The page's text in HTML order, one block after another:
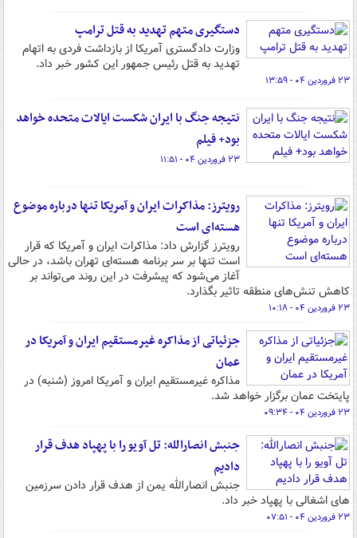
دستگیری متهم تهدید به قتل ترامپ
وزارت دادگستری آمریکا از بازداشت فردی به اتهام
تهدید به قتل رئیس جمهور این کشور خبر داد.
۲۳ فروردین ۰۴ - ۱۳:۵۹
نتیجه جنگ با ایران شکست ایالات متحده خواهد
بود+ فیلم
۲۳ فروردین ۰۴ - ۱۱:۵۱
رویترز: مذاکرات ایران و آمریکا تنها درباره موضوع
هسته‌ای است
رویترز گزارش داد: مذاکرات ایران و آمریکا که قرار
است تنها بر سر برنامه هسته‌ای تهران باشد، در حالی
آغاز می‌شود که پیشرفت در این روند می‌تواند بر
کاهش تنش‌های منطقه تاثیر بگذارد.
۲۳ فروردین ۰۴ - ۱۰:۱۸
جزئیاتی از مذاکره غیرمستقیم ایران و آمریکا در
عمان
مذاکره غیرمستقیم ایران و آمریکا امروز (شنبه) در
پایتخت عمان برگزار خواهد شد.
۲۳ فروردین ۰۴ - ۰۹:۳۴
جنبش انصارالله: تل آویو را با پهپاد هدف قرار
دادیم
جنبش انصارالله یمن از هدف قرار دادن سرزمین
های اشغالی با پهپاد خبر داد.
۲۳ فروردین ۰۴ - ۰۷:۵۱